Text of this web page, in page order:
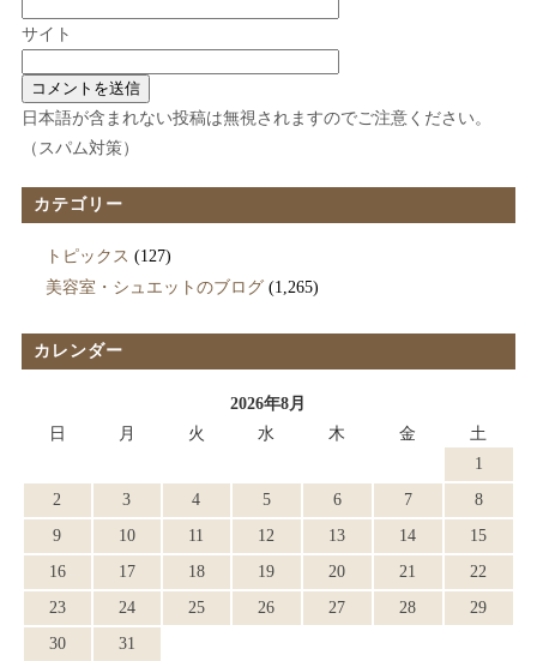
サイト
日本語が含まれない投稿は無視されますのでご注意ください。
（スパム対策）
カテゴリー
トピックス (127)
美容室・シュエットのブログ(1,265)
カレンダー
2026年8月
日
月 火 水 木 金
土
1
2
3 4 5 6 7
8
9
10 11 12 13 14
15
16
17 18 19 20 21
22
23
24 25 26 27 28
29
30
31